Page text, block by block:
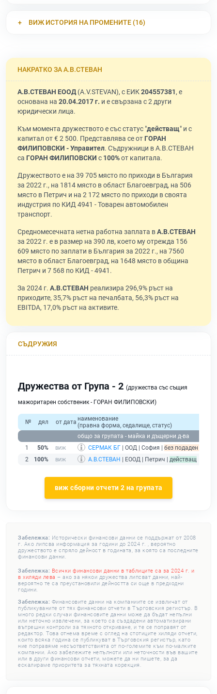
ВИЖ ИСТОРИЯ НА ПРОМЕНИТЕ (16)
НАКРАТКО ЗА А.В.СТЕВАН
А.В.СТЕВАН ЕООД(A.V.STEVAN), с ЕИК204557381, е
основана на 20.04.2017 г. и е свързана с 2 други
юридически лица.
Към момента дружеството е със статус "действащ" и с
капитал от € 2 500. Представлява се от ГОРАН
ФИЛИПОВСКИ - Управител. Съдружници в А.В.СТЕВАН
са ГОРАН ФИЛИПОВСКИ с 100%от капитала.
Дружеството е на 39 705 място по приходи в България
за 2022 г., на 1814 място в област Благоевград, на 506
място в Петрич и на 2 172 място по приходи в своята
индустрия по КИД 4941 - Товарен автомобилен
транспорт.
Средномесечната нетна работна заплата вА.В.СТЕВАН
за 2022 г. е в размер на 390 лв, което му отрежда 156
609 място по заплати в България за 2022 г., на 7560
място в област Благоевград, на 1648 място в община
Петрич и 7 568 по КИД - 4941.
За 2024 г. А.В.СТЕВАН реализира 296,9% ръст на
приходите, 35,7% ръст на печалбата, 56,3% ръст на
EBITDA, 17,0% ръст на активите.
СЪДРУЖИЯ
Дружества от Група - 2 (дружества със същия
мажоритарен собственик - ГОРАН ФИЛИПОВСКИ)
№ дял от дата наименование
(правна форма, седалище, статус)
общо за групата - майка и дъщерни д-ва
1
50% СЕРМАК БГ | ООД | София | без подаден
2
100% А.В.СТЕВАН | ЕООД | Петрич | действащ
виж сборни отчети 2 на групата
Забележка: Исторически финансови данни се поддържат от 2008
г. Ако липсва информация за години до 2024 г. , вероятно
дружеството е спряло дейност в годината, за която са последните
финансови данни.
Забележка: Всички финансови данни в таблиците са за 2024 г. и
в хиляди лева – ако за някои дружества липсват данни, най-
вероятно те са преустановили дейността си още в предходни
години.
Забележка: Финансовите данни на компаниите се извличат от
публикуваните от тях финансови отчети в Търговския регистър. В
много редки случаи финансовите данни може да бъдат непълни
или неточно извлечени, за което са създадени автоматизирани
вътрешни контроли за тяхното откриване, и те се поправят от
редактор. Това отнема време с оглед на стотиците хиляди отчети,
които всяка година се публикуват в Търговския регистър, като
ние поправяме несъответствията от по-големите към по-малките
компании. Ако забележите непълноти или неточности във вашите
или в други финансови отчети, можете да ни пишете, за да
ескалираме приоритета за тяхната корекция.